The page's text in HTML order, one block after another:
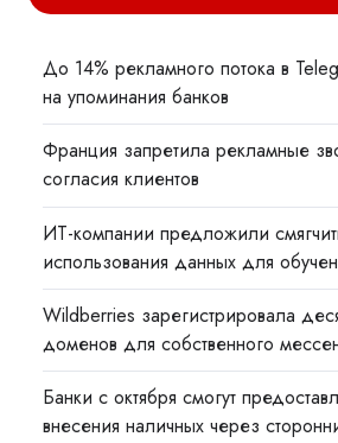
До 14% рекламного потока в
на упоминания банков
Франция запретила рекламные
согласия клиентов
ИТ-компании предложили
использования данных для
Wildberries зарегистрировала
доменов для собственного
Банки с октября смогут
внесения наличных через